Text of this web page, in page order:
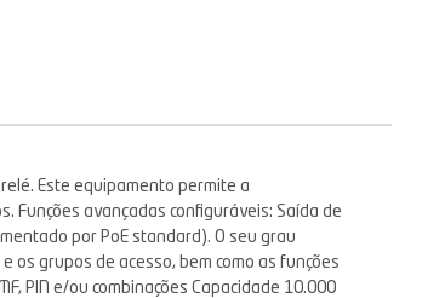
Este equipamento permite a
Funções avançadas configuráveis: Saída de
por PoE standard). O seu grau
grupos de acesso, bem como as funções
PIN e/ou combinações Capacidade 10.000